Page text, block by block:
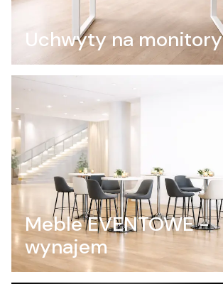
Uchwyty na monitory
Meble EVENTOWE -
wynajem